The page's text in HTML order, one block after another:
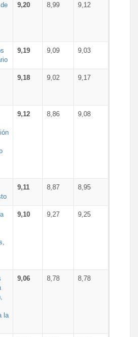
9,20 8,99 9,12
9,19 9,09 9,03
9,18 9,02 9,17
9,12 8,86 9,08
9,11 8,87 8,95
9,10 9,27 9,25
la
9,06 8,78 8,78